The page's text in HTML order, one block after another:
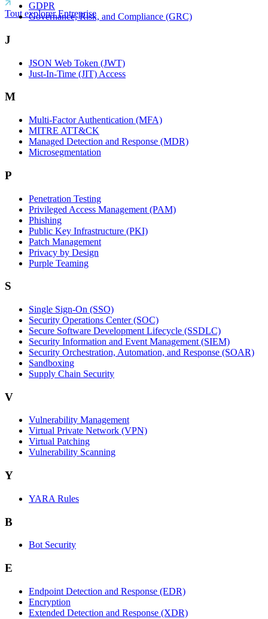
Tout explorer Entreprise
GDPR
Governance, Risk, and Compliance (GRC)
J
JSON Web Token (JWT)
Just-In-Time (JIT) Access
M
Multi-Factor Authentication (MFA)
MITRE ATT&CK
Managed Detection and Response (MDR)
Microsegmentation
P
Penetration Testing
Privileged Access Management (PAM)
Phishing
Public Key Infrastructure (PKI)
Patch Management
Privacy by Design
Purple Teaming
S
Single Sign-On (SSO)
Security Operations Center (SOC)
Secure Software Development Lifecycle (SSDLC)
Security Information and Event Management (SIEM)
Security Orchestration, Automation, and Response (SOAR)
Sandboxing
Supply Chain Security
V
Vulnerability Management
Virtual Private Network (VPN)
Virtual Patching
Vulnerability Scanning
Y
YARA Rules
B
Bot Security
E
Endpoint Detection and Response (EDR)
Encryption
Extended Detection and Response (XDR)